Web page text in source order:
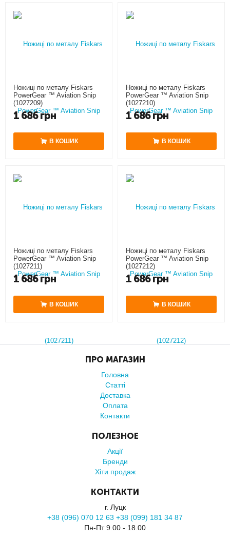
Ножиці по металу Fiskars
PowerGear ™ Aviation Snip
(1027209)
1 686грн
В КОШИК
Ножиці по металу Fiskars
PowerGear ™ Aviation Snip
(1027210)
1 686грн
В КОШИК
Ножиці по металу Fiskars
PowerGear ™ Aviation Snip
(1027211)
1 686грн
В КОШИК
Ножиці по металу Fiskars
PowerGear ™ Aviation Snip
(1027212)
1 686грн
В КОШИК
ПРО МАГАЗИН
Головна
Статті
Доставка
Оплата
Контакти
ПОЛЕЗНОЕ
Акції
Бренди
Хіти продаж
КОНТАКТИ
г. Луцк
+38 (096) 070 12 63 +38 (099) 181 34 87
Пн-Пт 9.00 - 18.00